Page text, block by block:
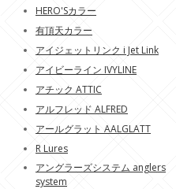
HERO'Sカラー
有頂天カラー
アイジェットリンク i Jet Link
アイビーライン IVYLINE
アチック ATTIC
アルフレッド ALFRED
アールグラット AALGLATT
R Lures
アングラーズシステム anglers
system